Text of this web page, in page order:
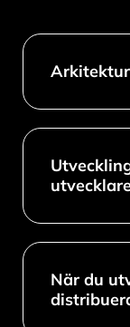
När du